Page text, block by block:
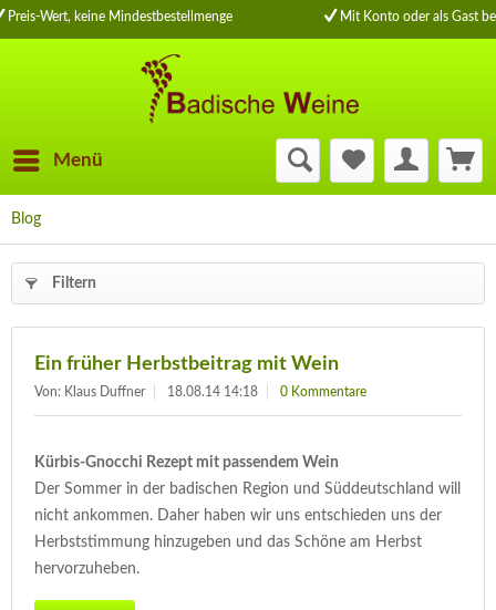
Preis-Wert, keine Mindestbestellmenge Mit Konto oder als Gast
Menü
Blog
Filtern
Ein früher Herbstbeitrag mit Wein
Von: Klaus Duffner 18.08.14 14:18 0 Kommentare
Kürbis-Gnocchi Rezept mit passendem Wein
Der Sommer in der badischen Region und Süddeutschland will
nicht ankommen. Daher haben wir uns entschieden uns der
Herbststimmung hinzugeben und das Schöne am Herbst
hervorzuheben.